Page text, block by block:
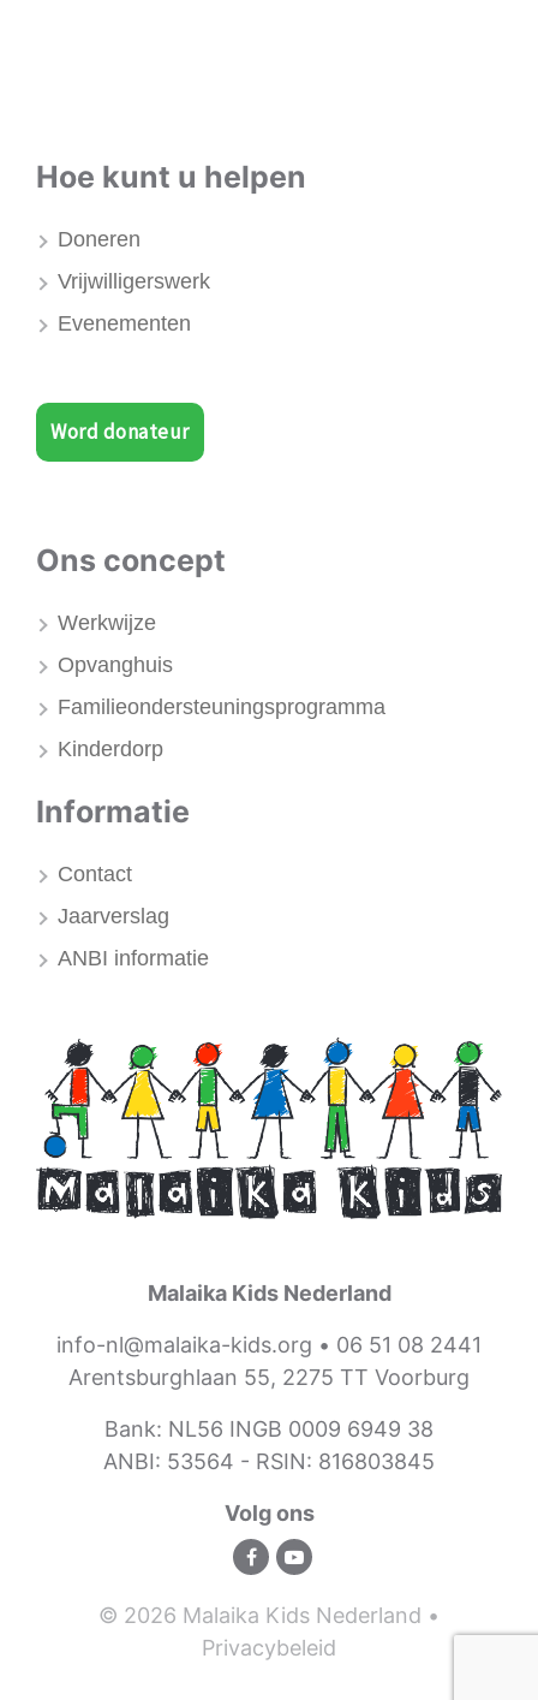
Hoe kunt u helpen
Doneren
Vrijwilligerswerk
Evenementen
Word donateur
Ons concept
Werkwijze
Opvanghuis
Familieondersteuningsprogramma
Kinderdorp
Informatie
Contact
Jaarverslag
ANBI informatie
Malaika Kids Nederland
info-nl@malaika-kids.org • 06 51 08 2441
Arentsburghlaan 55, 2275 TT Voorburg
Bank: NL56 INGB 0009 6949 38
ANBI: 53564 - RSIN: 816803845
Volg ons
© 2026 Malaika Kids Nederland •
Privacybeleid